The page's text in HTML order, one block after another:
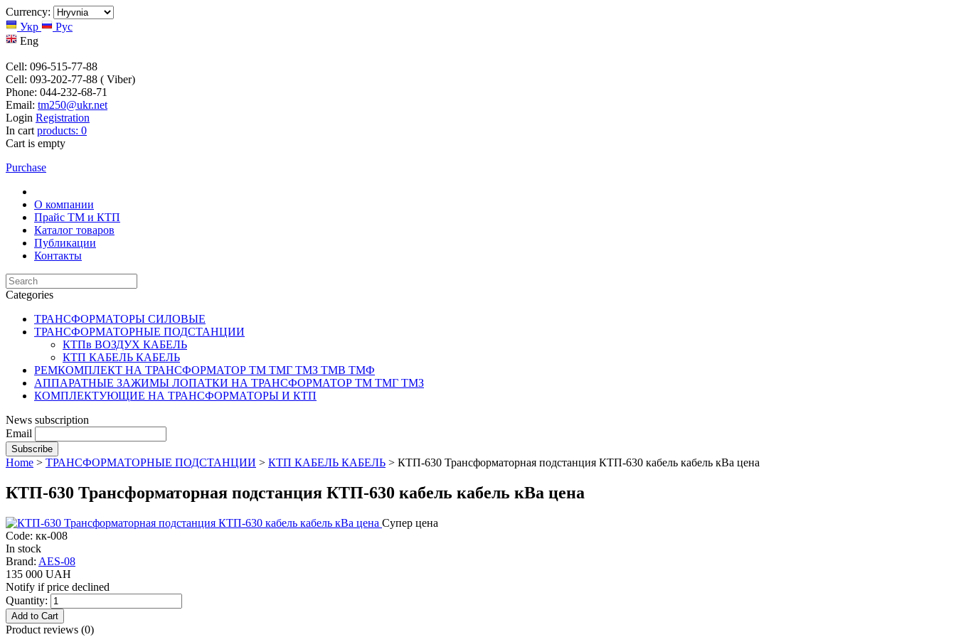
Currency:
Укр
Рус
Eng
Cell: 096-515-77-88
Cell: 093-202-77-88 ( Viber)
Phone: 044-232-68-71
Email: tm250@ukr.net
Login Registration
In cart products: 0
Cart is empty
Purchase
О компании
Прайс TM и КТП
Каталог товаров
Публикации
Контакты
Categories
ТРАНСФОРМАТОРЫ СИЛОВЫЕ
ТРАНСФОРМАТОРНЫЕ ПОДСТАНЦИИ
КТПв ВОЗДУХ КАБЕЛЬ
КТП КАБЕЛЬ КАБЕЛЬ
РЕМКОМПЛЕКТ НА ТРАНСФОРМАТОР ТМ ТМГ ТМЗ ТМВ ТМФ
АППАРАТНЫЕ ЗАЖИМЫ ЛОПАТКИ НА ТРАНСФОРМАТОР ТМ ТМГ ТМЗ
КОМПЛЕКТУЮЩИЕ НА ТРАНСФОРМАТОРЫ И КТП
News subscription
Email
Home > ТРАНСФОРМАТОРНЫЕ ПОДСТАНЦИИ > КТП КАБЕЛЬ КАБЕЛЬ > КТП-630 Трансформаторная подстанция КТП-630 кабель кабель кВа цена
КТП-630 Трансформаторная подстанция КТП-630 кабель кабель кВа цена
Супер цена
Code: кк-008
In stock
Brand: AES-08
135 000 UAH
Notify if price declined
Quantity:
Product reviews (0)